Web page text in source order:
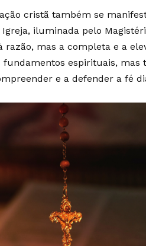
cristã também se
iluminada pelo
razão, mas a completa e a
fundamentos espirituais, mas
e a defender a fé